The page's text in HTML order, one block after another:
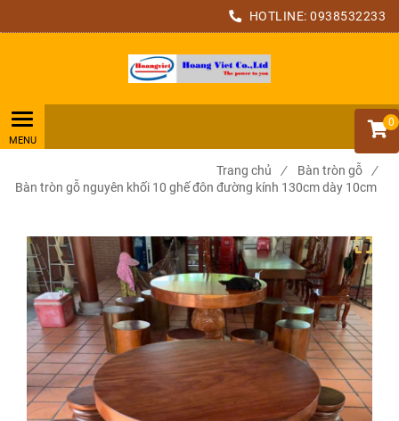
HOTLINE: 0938532233
0
Trang chủ / Bàn tròn gỗ
/
Bàn tròn gỗ nguyên khối 10 ghế đôn đường kính 130cm dày 10cm